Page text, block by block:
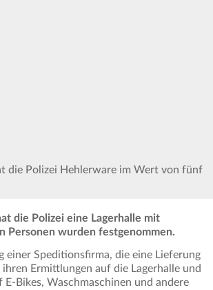
die Polizei Hehlerware im Wert von fünf
die Polizei eine Lagerhalle mit
Personen wurden festgenommen.
einer Speditionsfirma, die eine Lieferung
Ermittlungen auf die Lagerhalle und
Bikes, Waschmaschinen und andere